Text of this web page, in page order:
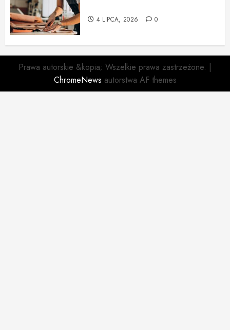
4 LIPCA, 2026 0
Prawa autorskie &kopia; Wszelkie prawa zastrzeżone. |
ChromeNews autorstwa AF themes